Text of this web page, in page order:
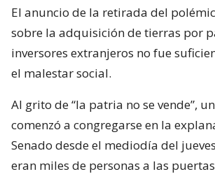
El anuncio de la retirada del
sobre la adquisición de tierras por
inversores extranjeros no fue
el malestar social.
Al grito de “la patria no se vende”,
comenzó a congregarse en la
Senado desde el mediodía del
eran miles de personas a las